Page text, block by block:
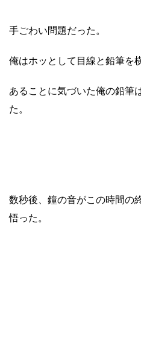
手ごわい問題だった。
俺はホッとして目線と鉛筆を
あることに気づいた俺の鉛筆
た。
数秒後、 鐘の音がこの時間の
悟った。